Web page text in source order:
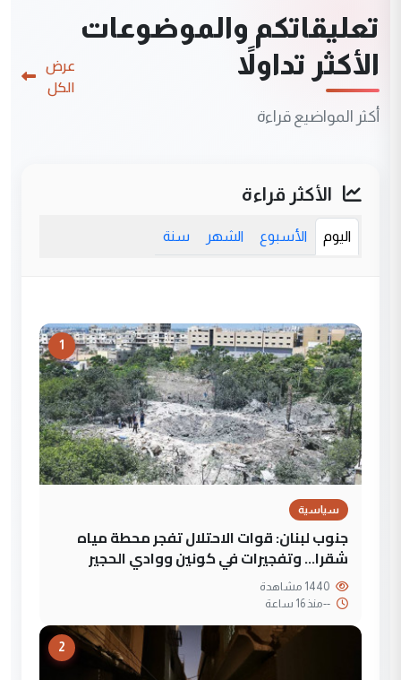
تعليقاتكم والموضوعات
الأكثر تداولاً
أكثر المواضيع قراءة
عرض
الكل
الأكثر قراءة
اليوم الأسبوع الشهر سنة
1
سياسية
جنوب لبنان: قوات الاحتلال تفجر محطة مياه
شقرا… وتفجيرات في كونين ووادي الحجير
--منذ 16 ساعة
2